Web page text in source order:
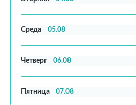
Среда 05.08
Четверг 06.08
Пятница 07.08